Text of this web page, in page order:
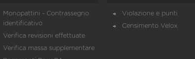
Monopattini - Contrassegno
identificativo
Verifica revisioni effettuate
Verifica massa supplementare
Violazione e punti
Censimento Velox